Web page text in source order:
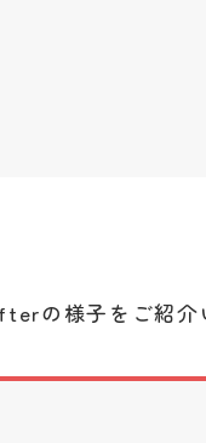
の様子をご紹介